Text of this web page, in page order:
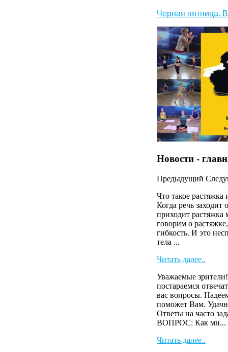
Черная пятница.
Новости -
Предыдущий
Что такое
Когда речь заходит
приходит
говорим о
гибкость. И это
тела ...
Читать далее..
Уважаемые
постараемся
вас вопросы.
поможет Вам.
Ответы на часто
ВОПРОС: Как мн...
Читать далее..